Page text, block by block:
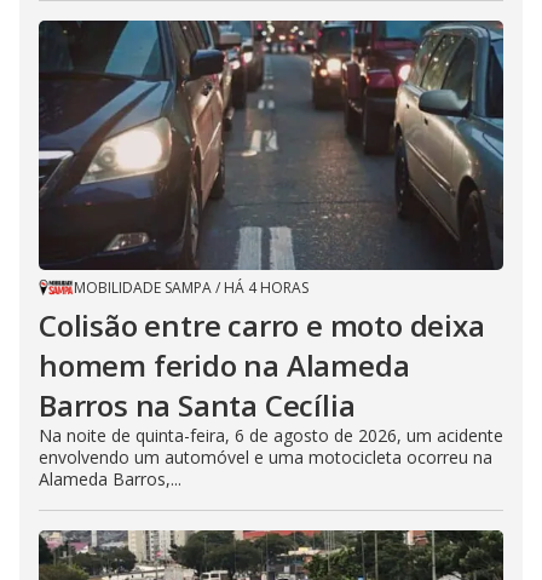
MOBILIDADE SAMPA/ HÁ 4 HORAS
Colisão entre carro e moto deixa
homem ferido na Alameda
Barros na Santa Cecília
Na noite de quinta-feira, 6 de agosto de 2026, um acidente
envolvendo um automóvel e uma motocicleta ocorreu na
Alameda Barros,...